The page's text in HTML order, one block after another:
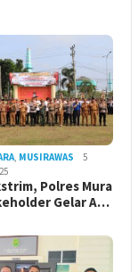
MUSIRAWAS
5
Polres Mura
Gelar A…